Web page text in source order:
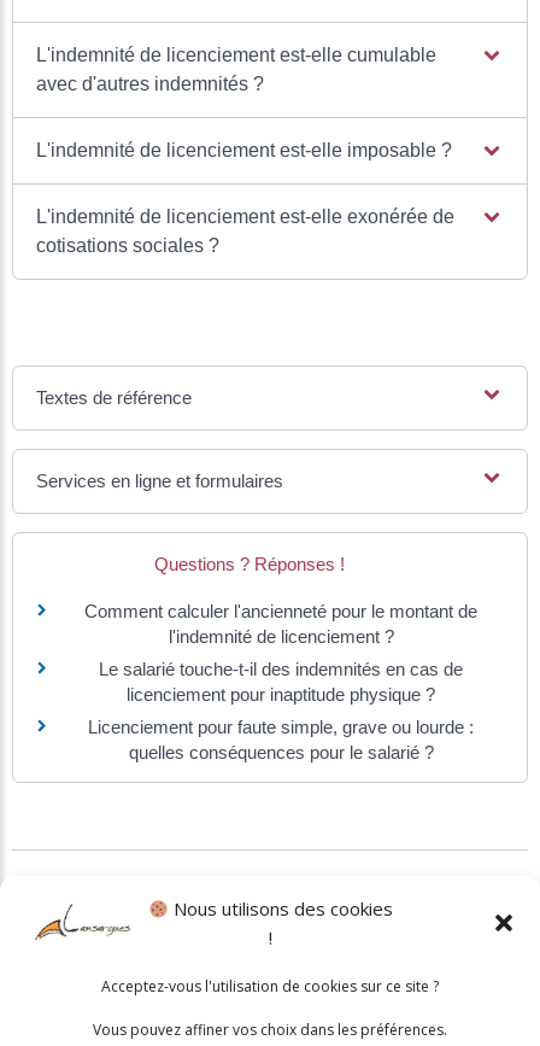
Nous utilisons des cookies
!
Acceptez-vous l'utilisation de cookies sur ce site ?
Vous pouvez affiner vos choix dans les préférences.
L'indemnité de licenciement est-elle cumulable
avec d'autres indemnités ?
L'indemnité de licenciement est-elle imposable ?
L'indemnité de licenciement est-elle exonérée de
cotisations sociales ?
Textes de référence
Services en ligne et formulaires
Questions ? Réponses !
Comment calculer l'ancienneté pour le montant de
l'indemnité de licenciement ?
Le salarié touche-t-il des indemnités en cas de
licenciement pour inaptitude physique ?
Licenciement pour faute simple, grave ou lourde :
quelles conséquences pour le salarié ?
Politique cookies•Mentions légales